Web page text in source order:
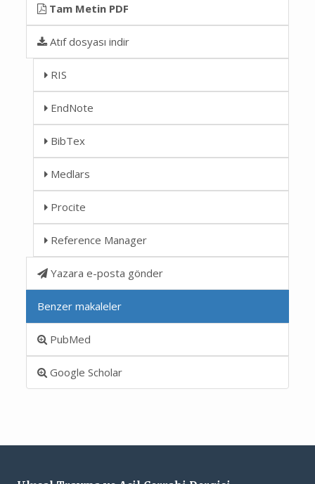
Tam Metin PDF
Atıf dosyası indir
RIS
EndNote
BibTex
Medlars
Procite
Reference Manager
Yazara e-posta gönder
Benzer makaleler
PubMed
Google Scholar